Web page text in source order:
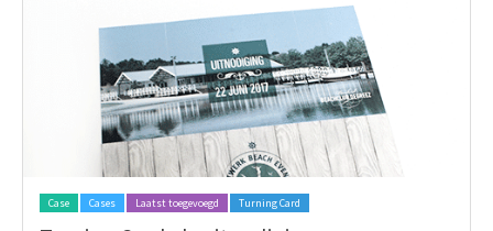
Case Cases Laatst toegevoegd Turning Card